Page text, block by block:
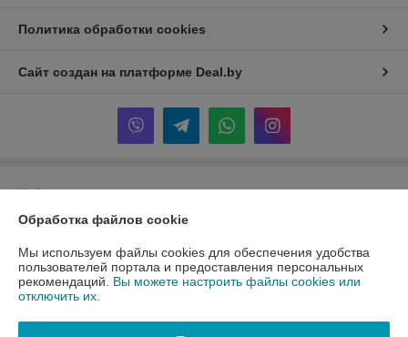
Политика обработки cookies
Сайт создан на платформе Deal.by
Информация для покупателя
Юридическое лицо:Частное торговое унитарное предприятие
220118 г. Минск, ул. Машиностроителей, 29/1
Регистрационный номер ЕГР: 193001641
Обработка файлов cookie
Мы используем файлы cookies для обеспечения удобства
пользователей портала и предоставления персональных
рекомендаций. Вы можете настроить файлы cookies или
отключить их.